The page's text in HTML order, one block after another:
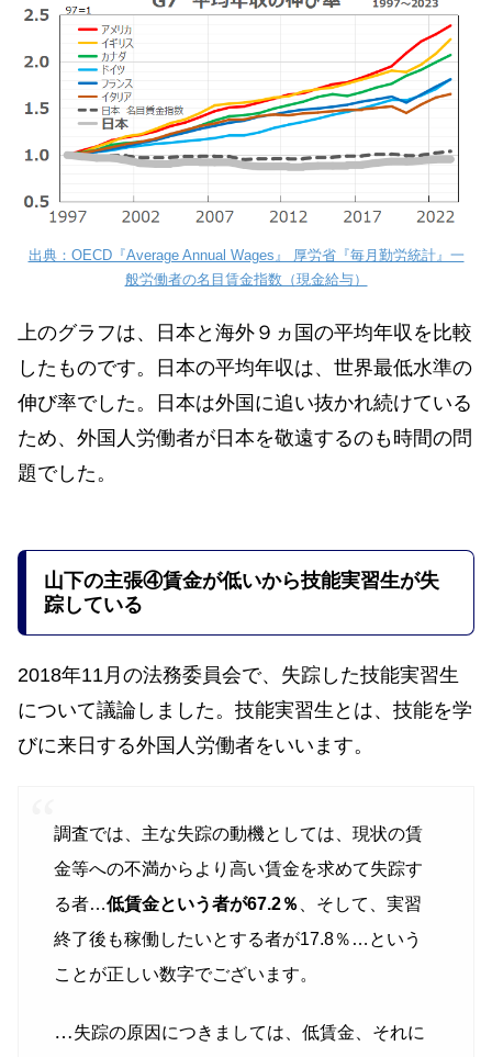
出典：OECD『Average Annual Wages』 厚労省『毎月勤労統計』一
般労働者の名目賃金指数（現金給与）
上のグラフは、日本と海外９ヵ国の平均年収を比較
したものです。日本の平均年収は、世界最低水準の
伸び率でした。日本は外国に追い抜かれ続けている
ため、外国人労働者が日本を敬遠するのも時間の問
題でした。
山下の主張④賃金が低いから技能実習生が失
踪している
2018年11月の法務委員会で、失踪した技能実習生
について議論しました。技能実習生とは、技能を学
びに来日する外国人労働者をいいます。
調査では、主な失踪の動機としては、現状の賃
金等への不満からより高い賃金を求めて失踪す
る者…低賃金という者が67.2％
、そして、実習
終了後も稼働したいとする者が17.8％…という
ことが正しい数字でございます。
…失踪の原因につきましては、低賃金、それに